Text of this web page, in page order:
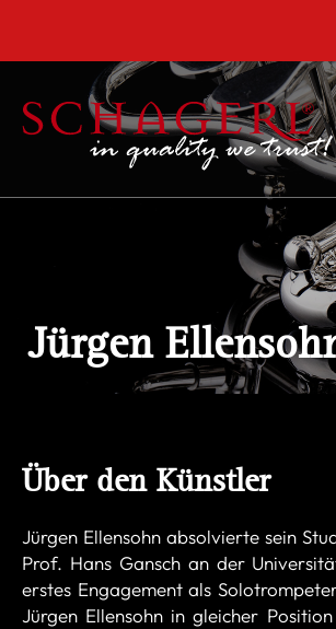
Jürgen
Über den Künstler
Jürgen Ellensohn absolvierte sein
Prof. Hans Gansch an der
erstes Engagement als
Jürgen Ellensohn in gleicher